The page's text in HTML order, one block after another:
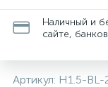
Наличный и
сайте,
Артикул: Н1.5-BL-